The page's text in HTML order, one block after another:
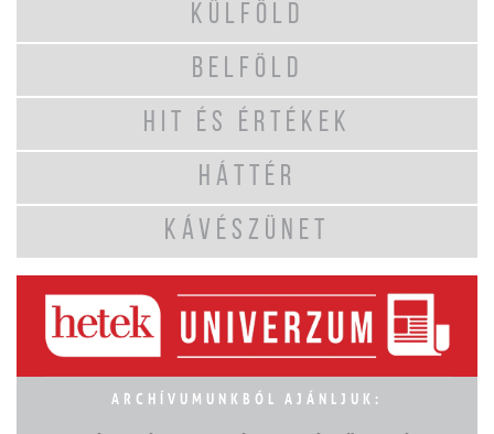
KÜLFÖLD
BELFÖLD
HIT ÉS ÉRTÉKEK
HÁTTÉR
KÁVÉSZÜNET
ARCHÍVUMUNKBÓL AJÁNLJUK: